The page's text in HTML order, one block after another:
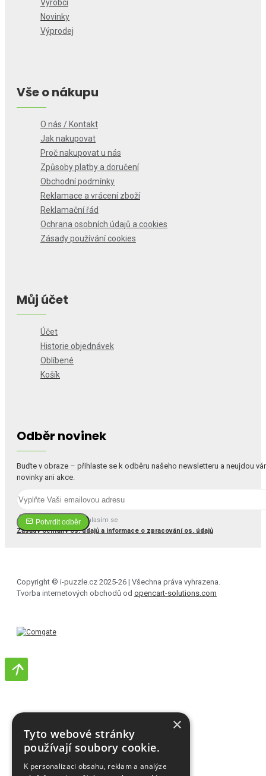
Výrobci
Novinky
Výprodej
Vše o nákupu
O nás / Kontakt
Jak nakupovat
Proč nakupovat u nás
Způsoby platby a doručení
Obchodní podmínky
Reklamace a vrácení zboží
Reklamační řád
Ochrana osobních údajů a cookies
Zásady používání cookies
Můj účet
Účet
Historie objednávek
Oblíbené
Košík
Odběr novinek
Buďte v obraze – přihlaste se k odběru našeho newsletteru a neujdou
novinky ani akce.
Potvrdit odběr
Četl(a) jsem a souhlasím se
Zásady ochrany os. údajů a informace o zpracování os. údajů
Copyright © i-puzzle.cz 2025-26 | Všechna práva vyhrazena.
Tvorba internetových obchodů od opencart-solutions.com
×
Tyto webové stránky
používají soubory cookie.
K personalizaci obsahu, reklam a analýze